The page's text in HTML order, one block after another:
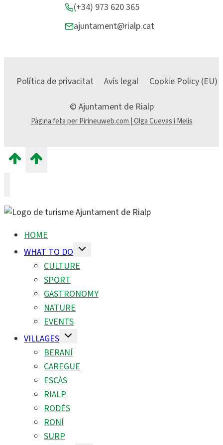
(+34) 973 620 365
ajuntament@rialp.cat
Política de privacitat Avís legal Cookie Policy (EU)
© Ajuntament de Rialp
Pàgina feta per Pirineuweb.com | Olga Cuevas i Melis
HOME
WHAT TO DO
Toggle
child
CULTURE
SPORT
GASTRONOMY
NATURE
EVENTS
VILLAGES
Toggle
child
menu
BERANÍ
CAREGUE
ESCÀS
RIALP
RODÉS
RONÍ
SURP